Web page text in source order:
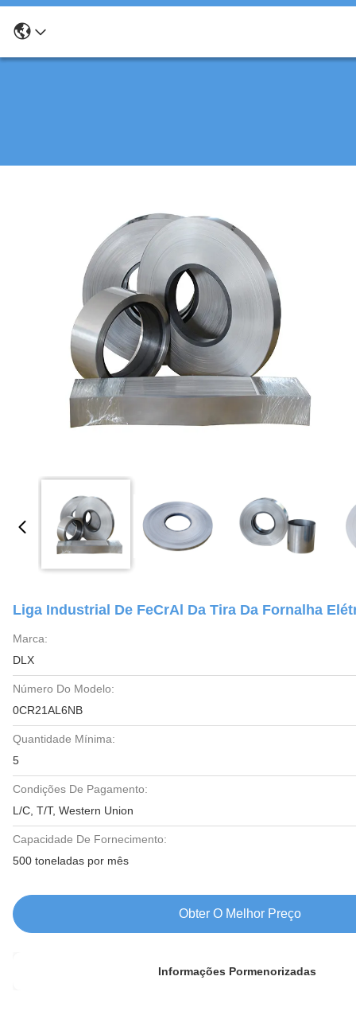
Liga Industrial De FeCrAl Da Tira Da Fornalha
Marca:
DLX
Número Do Modelo:
0CR21AL6NB
Quantidade Mínima:
5
Condições De Pagamento:
L/C, T/T, Western Union
Capacidade De Fornecimento:
500 toneladas por mês
Obter O Melhor Preço
Informações Pormenorizadas